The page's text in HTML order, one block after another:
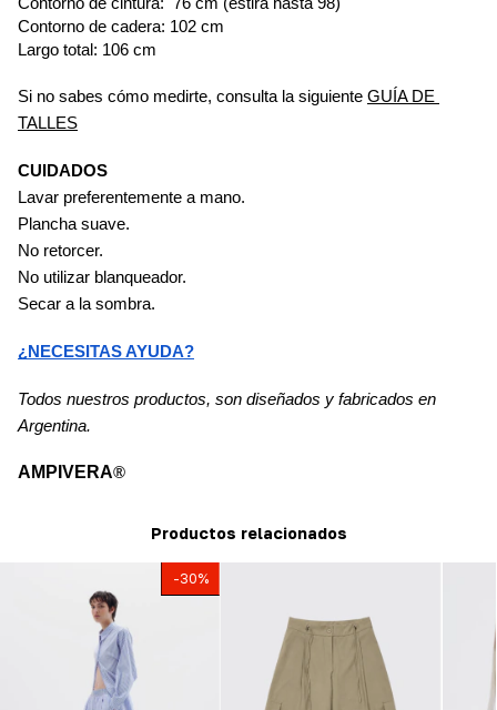
Contorno de cadera: 102 cm
Largo total: 106 cm
Si no sabes cómo medirte, consulta la siguiente GUÍA DE
TALLES
CUIDADOS
Lavar preferentemente a mano.
Plancha suave.
No retorcer.
No utilizar blanqueador.
Secar a la sombra.
¿NECESITAS AYUDA?
Todos nuestros productos, son diseñados y fabricados en
Argentina.
AMPIVERA®
Productos relacionados
-30%